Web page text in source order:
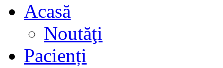
Acasă
Noutăţi
Pacienți